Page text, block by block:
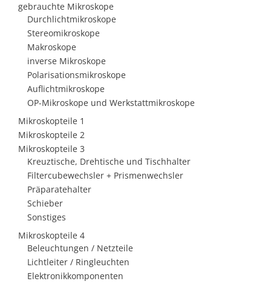
gebrauchte Mikroskope
Durchlichtmikroskope
Stereomikroskope
Makroskope
inverse Mikroskope
Polarisationsmikroskope
Auflichtmikroskope
OP-Mikroskope und Werkstattmikroskope
Mikroskopteile 1
Mikroskopteile 2
Mikroskopteile 3
Kreuztische, Drehtische und Tischhalter
Filtercubewechsler + Prismenwechsler
Präparatehalter
Schieber
Sonstiges
Mikroskopteile 4
Beleuchtungen / Netzteile
Lichtleiter / Ringleuchten
Elektronikkomponenten